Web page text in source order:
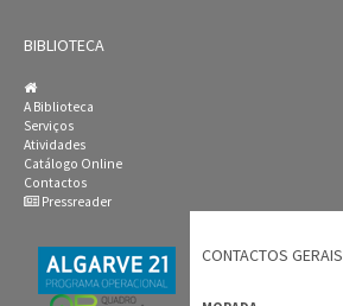
BIBLIOTECA
A Biblioteca
Serviços
Atividades
Catálogo Online
Contactos
Pressreader
CONTACTOS GERAIS